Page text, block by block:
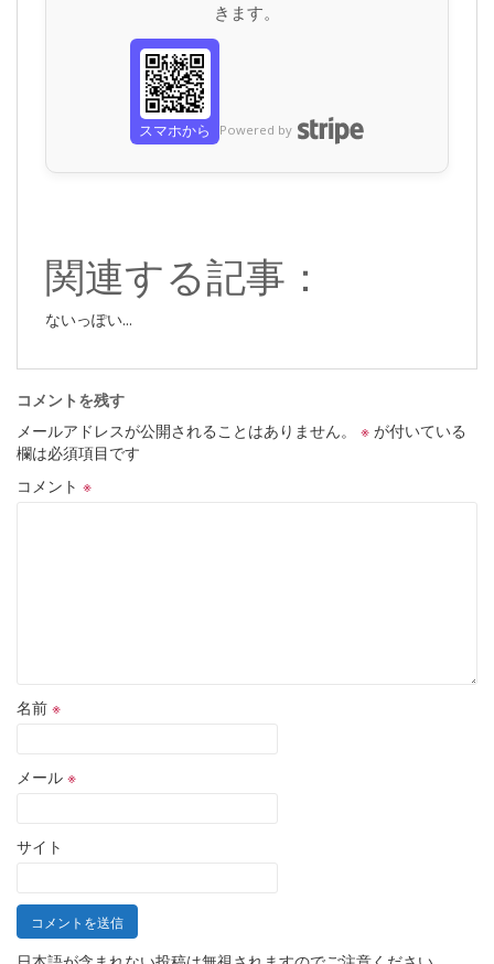
きます。
スマホから Powered by
関連する記事：
ないっぽい...
コメントを残す
メールアドレスが公開されることはありません。
※ が付いている
欄は必須項目です
コメント ※
名前 ※
メール ※
サイト